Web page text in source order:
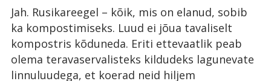
Jah. Rusikareegel – kõik, mis on elanud, sobib
ka kompostimiseks. Luud ei jõua tavaliselt
kompostris kõduneda. Eriti ettevaatlik peab
olema teravaservalisteks kildudeks lagunevate
linnuluudega, et koerad neid hiljem